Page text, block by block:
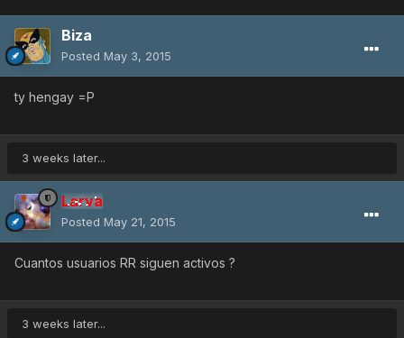
Biza
Posted May 3, 2015
ty hengay =P
3 weeks later...
Larva
Posted May 21, 2015
Cuantos usuarios RR siguen activos ?
3 weeks later...